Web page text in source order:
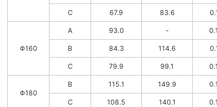
C 67.9 83.6
Φ160
A 93.0 -
B 84.3 114.6
C 79.9 99.1
Φ180
B 115.1 149.9
C 108.5 140.1